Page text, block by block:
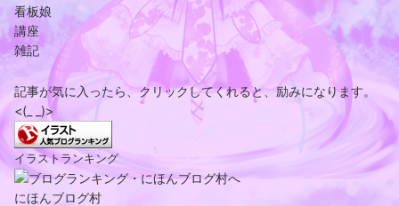
看板娘
講座
雑記
記事が気に入ったら、クリックしてくれると、励みになります。
<(_ _)>
イラストランキング
にほんブログ村